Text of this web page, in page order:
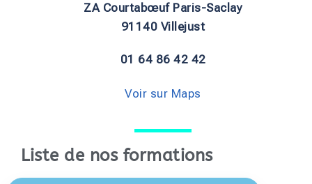
ZA Courtabœuf Paris-Saclay
91140 Villejust
01 64 86 42 42
Voir sur Maps
Liste de nos formations